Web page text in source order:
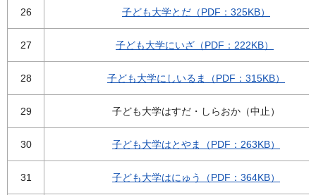
26 子ども大学とだ（PDF：325KB）
27 子ども大学にいざ（PDF：222KB）
28 子ども大学にしいるま（PDF：315KB）
29 子ども大学はすだ・しらおか（中止）
30 子ども大学はとやま（PDF：263KB）
31 子ども大学はにゅう（PDF：364KB）